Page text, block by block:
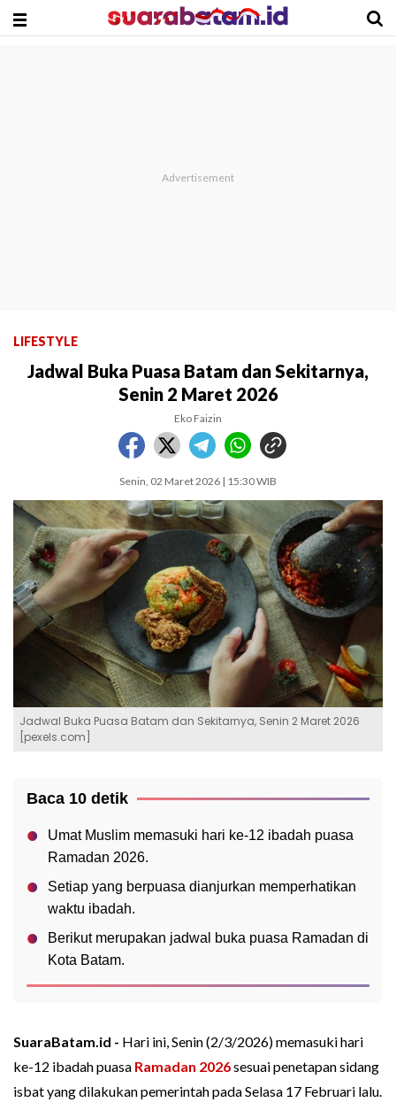
LIFESTYLE
Jadwal Buka Puasa Batam dan Sekitarnya,
Senin 2 Maret 2026
Eko Faizin
Senin, 02 Maret 2026 | 15:30 WIB
Jadwal Buka Puasa Batam dan Sekitarnya, Senin 2 Maret 2026
[pexels.com]
Baca 10 detik
Umat Muslim memasuki hari ke-12 ibadah puasa
Ramadan 2026.
Setiap yang berpuasa dianjurkan memperhatikan
waktu ibadah.
Berikut merupakan jadwal buka puasa Ramadan di
Kota Batam.
SuaraBatam.id - Hari ini, Senin (2/3/2026) memasuki hari
ke-12 ibadah puasa Ramadan 2026sesuai penetapan sidang
isbat yang dilakukan pemerintah pada Selasa 17 Februari lalu.